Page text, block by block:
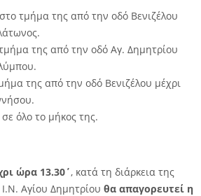
τμήμα της από την οδό Βενιζέλου
της από την οδό Αγ. Δημητρίου
της από την οδό Βενιζέλου μέχρι
σε όλο το μήκος της.
ώρα 13.30΄, κατά τη διάρκεια της
Αγίου Δημητρίου θα απαγορευτεί η